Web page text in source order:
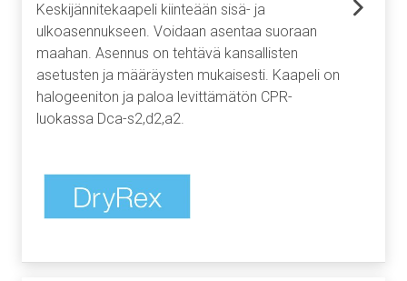
Keskijännitekaapeli kiinteään sisä- ja
ulkoasennukseen. Voidaan asentaa suoraan
maahan. Asennus on tehtävä kansallisten
asetusten ja määräysten mukaisesti. Kaapeli on
halogeeniton ja paloa levittämätön CPR-
luokassa Dca-s2,d2,a2.